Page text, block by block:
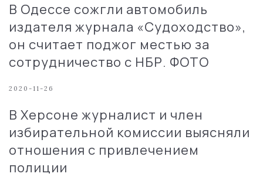
В Одессе сожгли автомобиль
издателя журнала «Судоходство»,
он считает поджог местью за
сотрудничество с НБР. ФОТО
2020-11-26
В Херсоне журналист и член
избирательной комиссии выясняли
отношения с привлечением
полиции